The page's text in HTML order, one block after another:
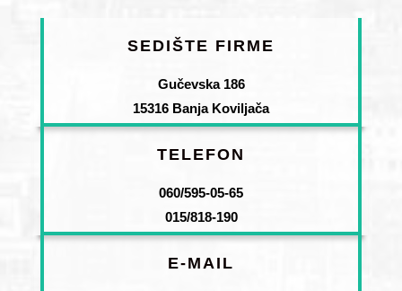
SEDIŠTE FIRME
Gučevska 186
15316 Banja Koviljača
TELEFON
060/595-05-65
015/818-190
E-MAIL